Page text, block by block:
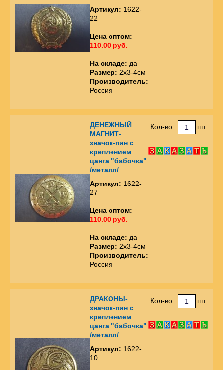
Артикул: 1622-
22
Цена оптом:
110.00 руб.
На складе: да
Размер: 2х3-4см
Производитель:
Россия
ДЕНЕЖНЫЙ
МАГНИТ-
значок-пин с
креплением
цанга "бабочка"
/металл/
Артикул: 1622-
27
Цена оптом:
110.00 руб.
На складе: да
Размер: 2х3-4см
Производитель:
Россия
Кол-во: шт.
ДРАКОНЫ-
значок-пин с
креплением
цанга "бабочка"
/металл/
Артикул: 1622-
10
Кол-во: шт.